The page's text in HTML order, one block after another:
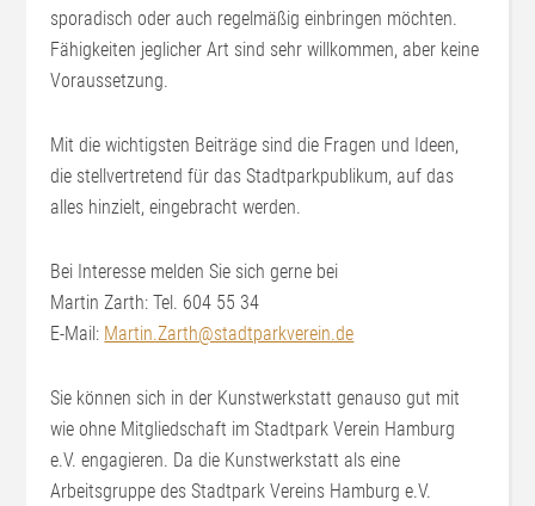
sporadisch oder auch regelmäßig einbringen möchten.
Fähigkeiten jeglicher Art sind sehr willkommen, aber keine
Voraussetzung.
Mit die wichtigsten Beiträge sind die Fragen und Ideen,
die stellvertretend für das Stadtparkpublikum, auf das
alles hinzielt, eingebracht werden.
Bei Interesse melden Sie sich gerne bei
Martin Zarth: Tel. 604 55 34
E-Mail: Martin.Zarth@stadtparkverein.de
Sie können sich in der Kunstwerkstatt genauso gut mit
wie ohne Mitgliedschaft im Stadtpark Verein Hamburg
e.V. engagieren. Da die Kunstwerkstatt als eine
Arbeitsgruppe des Stadtpark Vereins Hamburg e.V.